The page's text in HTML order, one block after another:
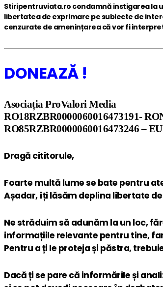
Stiripentruviata.ro condamnă instigarea la
libertatea de exprimare pe subiecte de
cenzurate de amenințarea că vor fi
DONEAZĂ !
Asociația ProValori Media
RO18RZBR0000060016473191-
RO85RZBR0000060016473246 –
Dragă cititorule,
Foarte multă lume se bate pentru
Așadar, îți lăsăm deplina libertate
Ne străduim să adunăm la un loc,
informațiile relevante pentru tine,
Pentru a ți le proteja și păstra,
Dacă ți se pare că informările și